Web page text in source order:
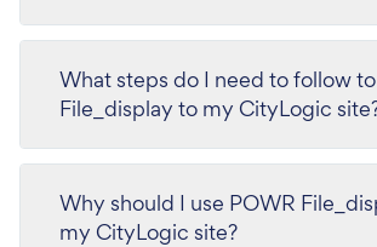
What steps do I need to follow
File_display to my CityLogic
Why should I use POWR
my CityLogic site?